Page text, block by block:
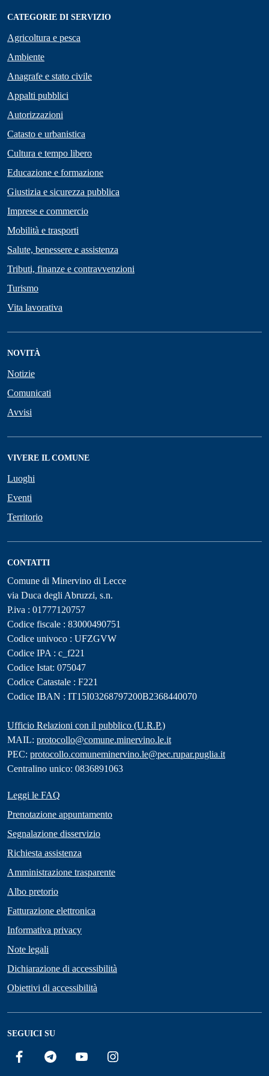
CATEGORIE DI SERVIZIO
Agricoltura e pesca
Ambiente
Anagrafe e stato civile
Appalti pubblici
Autorizzazioni
Catasto e urbanistica
Cultura e tempo libero
Educazione e formazione
Giustizia e sicurezza pubblica
Imprese e commercio
Mobilità e trasporti
Salute, benessere e assistenza
Tributi, finanze e contravvenzioni
Turismo
Vita lavorativa
NOVITÀ
Notizie
Comunicati
Avvisi
VIVERE IL COMUNE
Luoghi
Eventi
Territorio
CONTATTI
Comune di Minervino di Lecce
via Duca degli Abruzzi, s.n.
P.iva : 01777120757
Codice fiscale : 83000490751
Codice univoco : UFZGVW
Codice IPA : c_f221
Codice Istat: 075047
Codice Catastale : F221
Codice IBAN : IT15I03268797200B2368440070
Ufficio Relazioni con il pubblico (U.R.P.)
MAIL: protocollo@comune.minervino.le.it
PEC: protocollo.comuneminervino.le@pec.rupar.puglia.it
Centralino unico: 0836891063
Leggi le FAQ
Prenotazione appuntamento
Segnalazione disservizio
Richiesta assistenza
Amministrazione trasparente
Albo pretorio
Fatturazione elettronica
Informativa privacy
Note legali
Dichiarazione di accessibilità
Obiettivi di accessibilità
SEGUICI SU
Facebook Telegram YouTube